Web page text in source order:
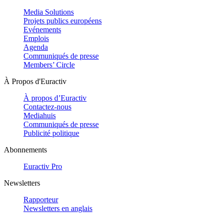
Media Solutions
Projets publics européens
Evénements
Emplois
Agenda
Communiqués de presse
Members’ Circle
À Propos d'Euractiv
À propos d’Euractiv
Contactez-nous
Mediahuis
Communiqués de presse
Publicité politique
Abonnements
Euractiv Pro
Newsletters
Rapporteur
Newsletters en anglais